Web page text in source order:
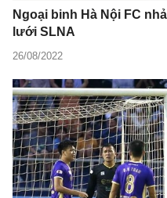
Ngoại binh Hà Nội FC
lưới SLNA
26/08/2022